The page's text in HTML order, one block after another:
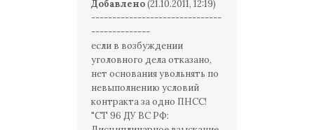
Добавлено(21.10.2011, 12:19)
-------------------------------
--------------
если в возбуждении
уголовного дела отказано,
нет основания увольнять по
невыполнению условий
контракта за одно ПНСС!
"СТ 96 ДУ ВС РФ: